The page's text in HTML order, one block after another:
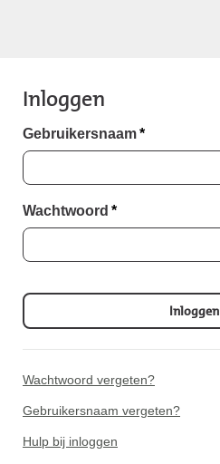
Inloggen
Gebruikersnaam*
Wachtwoord *
Inloggen
Wachtwoord vergeten?
Gebruikersnaam vergeten?
Hulp bij inloggen